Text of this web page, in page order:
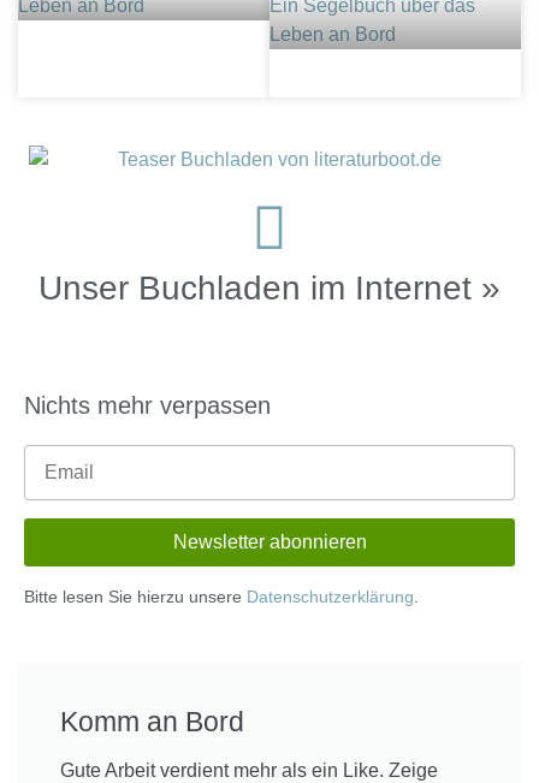
Unser Buchladen im Internet »
Nichts mehr verpassen
Bitte lesen Sie hierzu unsere Datenschutzerklärung.
Komm an Bord
Gute Arbeit verdient mehr als ein Like. Zeige